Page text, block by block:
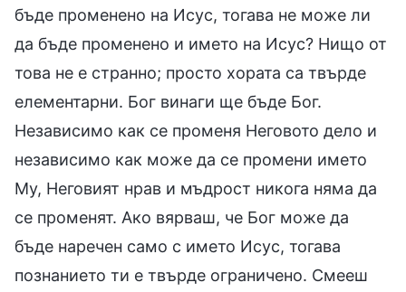
бъде променено на Исус, тогава не може ли
да бъде променено и името на Исус? Нищо от
това не е странно; просто хората са твърде
елементарни. Бог винаги ще бъде Бог.
Независимо как се променя Неговото дело и
независимо как може да се промени името
Му, Неговият нрав и мъдрост никога няма да
се променят. Ако вярваш, че Бог може да
бъде наречен само с името Исус, тогава
познанието ти е твърде ограничено. Смееш